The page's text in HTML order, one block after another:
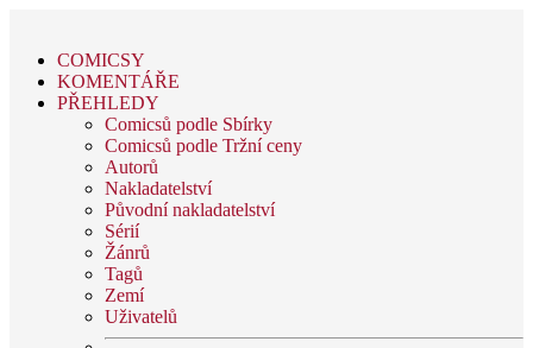
COMICSY
KOMENTÁŘE
PŘEHLEDY
Comicsů podle Sbírky
Comicsů podle Tržní ceny
Autorů
Nakladatelství
Původní nakladatelství
Sérií
Žánrů
Tagů
Zemí
Uživatelů